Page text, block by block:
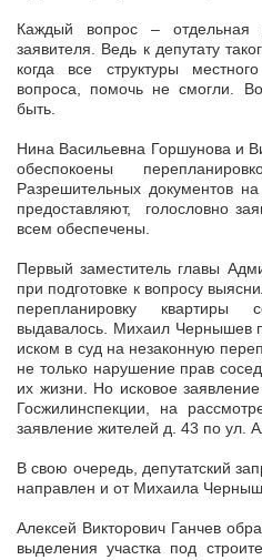
Каждый вопрос – отдельная
заявителя. Ведь к депутату
когда все структуры
вопроса, помочь не смогли.
быть.
Нина Васильевна Горшунова и
обеспокоены
Разрешительных документов
предоставляют, голословно
всем обеспечены.
Первый заместитель главы
при подготовке к вопросу
перепланировку квартиры
выдавалось. Михаил Чернышев
иском в суд на незаконную
не только нарушение прав
их жизни. Но исковое
Госжилинспекции, на
заявление жителей д. 43 по ул.
В свою очередь, депутатский
направлен и от Михаила
Алексей Викторович Ганчев
выделения участка под